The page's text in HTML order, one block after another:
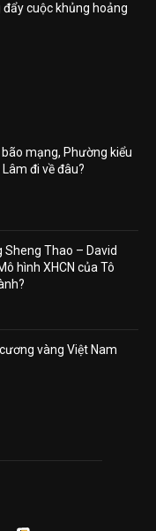
cuộc khủng hoảng
mạng, Phường kiểu
đi về đâu?
Thao – David
hình XHCN của Tô
vàng Việt Nam